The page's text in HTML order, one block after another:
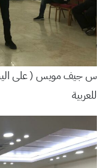
س جيف مويس ( على
للعربية